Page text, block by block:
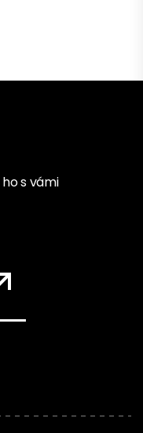
s vámi